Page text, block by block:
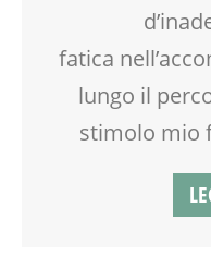
fatica
lungo il
stimolo mio